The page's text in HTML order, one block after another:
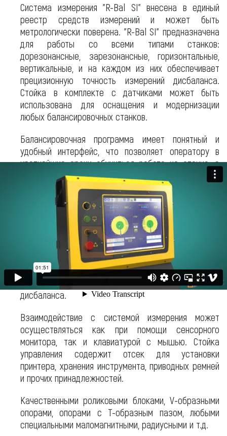
Система измерения "R-Bal SI" внесена в единый
реестр средств измерений и может быть
метрологически поверена. "R-Bal SI" предназначена
для работы со всеми типами станков:
дорезонансные, зарезонансные, горизонтальные,
вертикальные, и на каждом из них обеспечивает
прецизионную точность измерений дисбаланса.
Стойка в комплекте с датчиками может быть
использована для оснащения и модернизации
любых балансировочных станков.
Балансировочная программа имеет понятный и
удобный интерфейс, что позволяет оператору в
кратчайшие сроки обучиться работе на станке, а
также максимально быстро получать результаты
измерений.
На дорезонансных станках система "R-Bal SI"
позволяет определять дисбаланс при первом пуске
ротора — это значительно сокращает общее время
балансировки и исключает необходимость в
нескольких тарировочных пусках для выяснения
коэффициентов влияния, что особенно актуально
для роторов с высоким уровнем начального
дисбаланса.
Взаимодействие с системой измерения может
осуществляться как при помощи сенсорного
монитора, так и клавиатурой с мышью. Стойка
управления содержит отсек для установки
принтера, хранения инструмента, приводных ремней
и прочих принадлежностей.
Качественными роликовыми блоками, V-образными
опорами, опорами с Т-образным пазом, любыми
специальными маломагнитными, радиусными и т.д.